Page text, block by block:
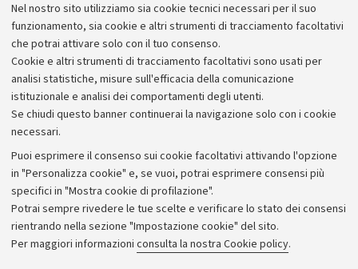
Nel nostro sito utilizziamo sia cookie tecnici necessari per il suo
funzionamento, sia cookie e altri strumenti di tracciamento facoltativi
che potrai attivare solo con il tuo consenso.
Cookie e altri strumenti di tracciamento facoltativi sono usati per
analisi statistiche, misure sull'efficacia della comunicazione
istituzionale e analisi dei comportamenti degli utenti.
Se chiudi questo banner continuerai la navigazione solo con i cookie
necessari.
Puoi esprimere il consenso sui cookie facoltativi attivando l'opzione
in "Personalizza cookie" e, se vuoi, potrai esprimere consensi più
specifici in "Mostra cookie di profilazione".
Potrai sempre rivedere le tue scelte e verificare lo stato dei consensi
rientrando nella sezione "Impostazione cookie" del sito.
Per maggiori informazioni consulta la nostra Cookie policy.
L'ingresso a tutti gli eventi ègratuitofino a
esaurimento dei posti disponibili.
Archivio
Comunicati stampa
Redazione
Rassegna stampa